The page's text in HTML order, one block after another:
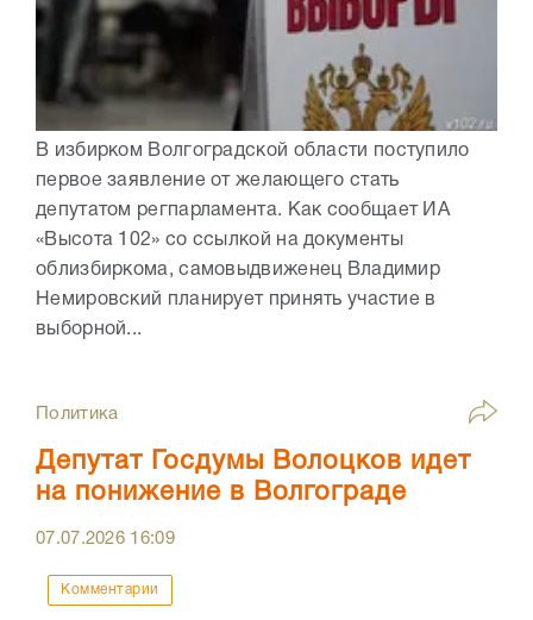
В избирком Волгоградской области поступило
первое заявление от желающего стать
депутатом регпарламента. Как сообщает ИА
«Высота 102» со ссылкой на документы
облизбиркома, самовыдвиженец Владимир
Немировский планирует принять участие в
выборной...
Политика
Депутат Госдумы Волоцков идет
на понижение в Волгограде
07.07.2026 16:09
Комментарии